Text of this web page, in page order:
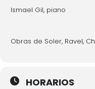
Ismael Gil, piano
Obras de Soler, Ravel,
HORARIOS